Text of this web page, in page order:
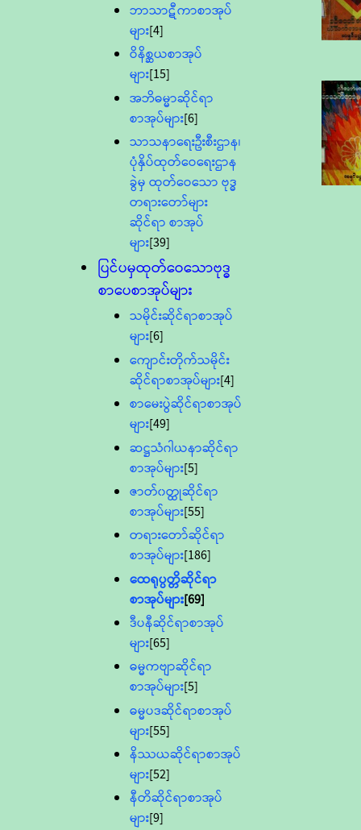
ဘာသာဋီကာစာအုပ်
များ[4]
ဝိနိစ္ဆယစာအုပ်
များ[15]
အဘိဓမ္မာဆိုင်ရာ
စာအုပ်များ[6]
သာသနာရေးဦးစီးဌာန၊
ပုံနှိပ်ထုတ်ဝေရေးဌာန
ခွဲမှ ထုတ်ဝေသော ဗုဒ္ဓ
တရားတော်များ
ဆိုင်ရာ စာအုပ်
များ[39]
ပြင်ပမှထုတ်ဝေသောဗုဒ္ဓ
စာပေစာအုပ်များ
သမိုင်းဆိုင်ရာစာအုပ်
များ[6]
ကျောင်းတိုက်သမိုင်း
ဆိုင်ရာစာအုပ်များ[4]
စာမေးပွဲဆိုင်ရာစာအုပ်
များ[49]
ဆဋ္ဌသံဂါယနာဆိုင်ရာ
စာအုပ်များ[5]
ဇာတ်၀တ္ထုဆိုင်ရာ
စာအုပ်များ[55]
တရားတော်ဆိုင်ရာ
စာအုပ်များ[186]
ထေရုပ္ပတ္တိဆိုင်ရာ
စာအုပ်များ[69]
ဒီပနီဆိုင်ရာစာအုပ်
များ[65]
ဓမ္မကဗျာဆိုင်ရာ
စာအုပ်များ[5]
ဓမ္မပဒဆိုင်ရာစာအုပ်
များ[55]
နိဿယဆိုင်ရာစာအုပ်
များ[52]
နီတိဆိုင်ရာစာအုပ်
များ[9]